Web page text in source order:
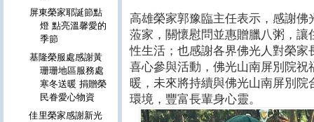
高雄榮家郭豫臨主任表示，感謝
蒞家，關懷慰問並惠贈臘八粥，
性生活；也感謝各界佛光人對榮
喜心參與活動，佛光山南屏別院
暖，未來將持續與佛光山南屏別
環境，豐富長輩身心靈。
屏東榮家耶誕節點
燈 點亮溫馨愛的
季節
基隆榮服處感謝黃
珊珊地區服務處
寒冬送暖 捐贈榮
民眷愛心物資
佳里榮家感謝新光